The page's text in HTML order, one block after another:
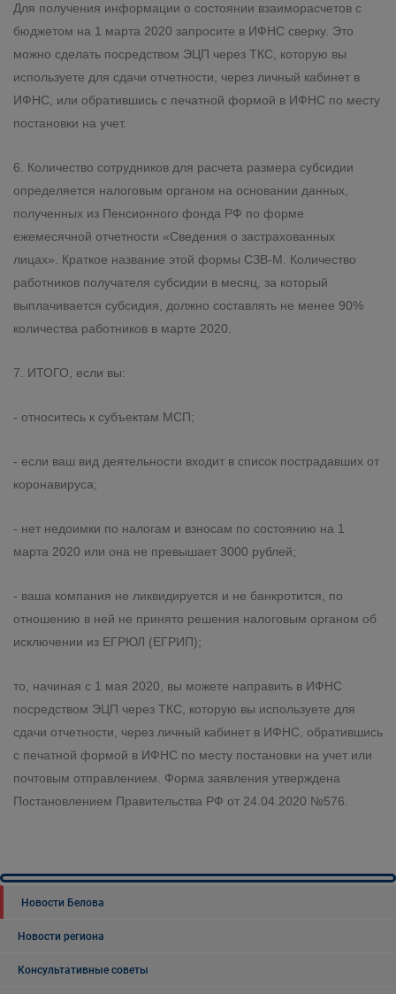
Для получения информации о состоянии взаиморасчетов с
бюджетом на 1 марта 2020 запросите в ИФНС сверку. Это
можно сделать посредством ЭЦП через ТКС, которую вы
используете для сдачи отчетности, через личный кабинет в
ИФНС, или обратившись с печатной формой в ИФНС по месту
постановки на учет.
6. Количество сотрудников для расчета размера субсидии
определяется налоговым органом на основании данных,
полученных из Пенсионного фонда РФ по форме
ежемесячной отчетности «Сведения о застрахованных
лицах». Краткое название этой формы СЗВ-М. Количество
работников получателя субсидии в месяц, за который
выплачивается субсидия, должно составлять не менее 90%
количества работников в марте 2020.
7. ИТОГО, если вы:
- относитесь к субъектам МСП;
- если ваш вид деятельности входит в список пострадавших от
коронавируса;
- нет недоимки по налогам и взносам по состоянию на 1
марта 2020 или она не превышает 3000 рублей;
- ваша компания не ликвидируется и не банкротится, по
отношению в ней не принято решения налоговым органом об
исключении из ЕГРЮЛ (ЕГРИП);
то, начиная с 1 мая 2020, вы можете направить в ИФНС
посредством ЭЦП через ТКС, которую вы используете для
сдачи отчетности, через личный кабинет в ИФНС, обратившись
с печатной формой в ИФНС по месту постановки на учет или
почтовым отправлением. Форма заявления утверждена
Постановлением Правительства РФ от 24.04.2020 №576.
Новости Белова
Новости региона
Консультативные советы